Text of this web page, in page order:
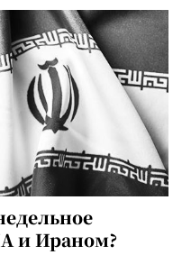
и Ираном?